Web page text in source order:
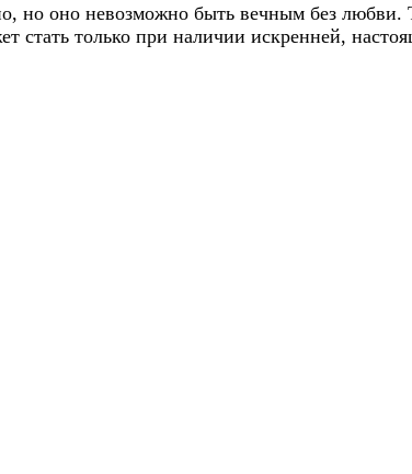
но оно невозможно быть вечным без любви.
стать только при наличии искренней,